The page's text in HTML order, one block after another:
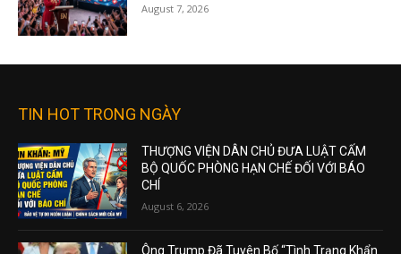
August 7, 2026
TIN HOT TRONG NGÀY
THƯỢNG VIỆN DÂN CHỦ ĐƯA LUẬT CẤM
BỘ QUỐC PHÒNG HẠN CHẾ ĐỐI VỚI BÁO
CHÍ
August 6, 2026
Ông Trump Đã Tuyên Bố “Tình Trạng Khẩn